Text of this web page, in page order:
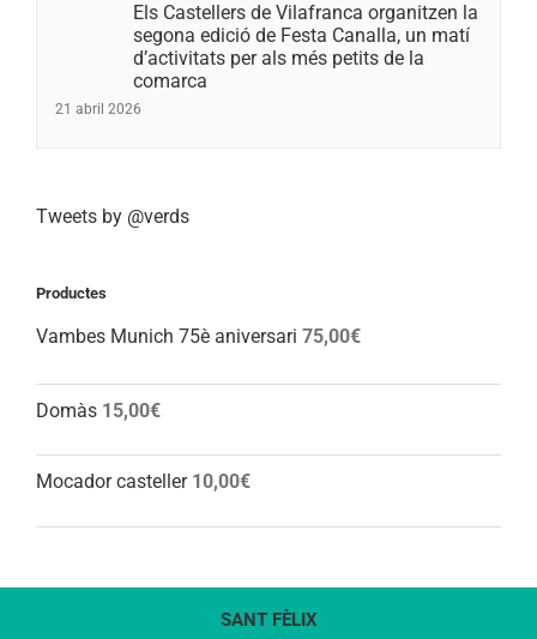
Els Castellers de Vilafranca organitzen la
segona edició de Festa Canalla, un matí
d’activitats per als més petits de la
comarca
21 abril 2026
Tweets by @verds
Productes
Vambes Munich 75è aniversari 75,00€
Domàs 15,00€
Mocador casteller 10,00€
SANT FÈLIX